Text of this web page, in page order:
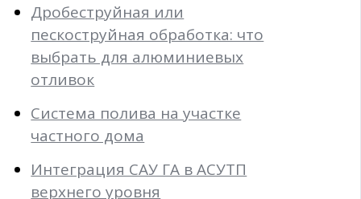
Дробеструйная или
пескоструйная обработка: что
выбрать для алюминиевых
отливок
Система полива на участке
частного дома
Интеграция САУ ГА в АСУТП
верхнего уровня